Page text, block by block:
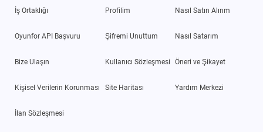
İş Ortaklığı
Oyunfor API Başvuru
Bize Ulaşın
Kişisel Verilerin Korunması
İlan Sözleşmesi
Profilim
Şifremi Unuttum
Kullanıcı Sözleşmesi
Site Haritası
Nasıl Satın Alırım
Nasıl Satarım
Öneri ve Şikayet
Yardım Merkezi